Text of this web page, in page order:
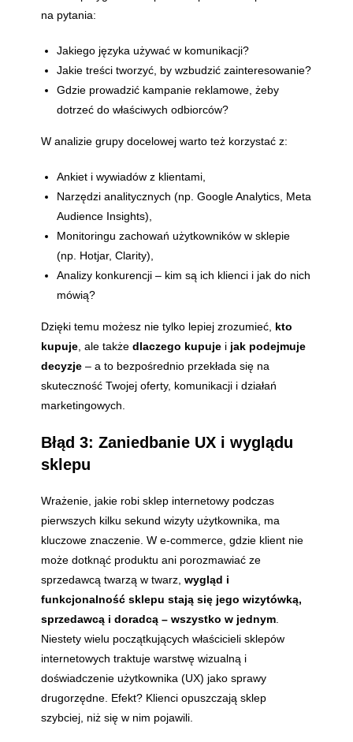
na pytania:
Jakiego języka używać w komunikacji?
Jakie treści tworzyć, by wzbudzić zainteresowanie?
Gdzie prowadzić kampanie reklamowe, żeby
dotrzeć do właściwych odbiorców?
W analizie grupy docelowej warto też korzystać z:
Ankiet i wywiadów z klientami,
Narzędzi analitycznych (np. Google Analytics, Meta
Audience Insights),
Monitoringu zachowań użytkowników w sklepie
(np. Hotjar, Clarity),
Analizy konkurencji – kim są ich klienci i jak do nich
mówią?
Dzięki temu możesz nie tylko lepiej zrozumieć, kto
kupuje , ale takżedlaczego kupuje i jak podejmuje
decyzje – a to bezpośrednio przekłada się na
skuteczność Twojej oferty, komunikacji i działań
marketingowych.
Błąd 3: Zaniedbanie UX i wyglądu
sklepu
Wrażenie, jakie robi sklep internetowy podczas
pierwszych kilku sekund wizyty użytkownika, ma
kluczowe znaczenie. W e-commerce, gdzie klient nie
może dotknąć produktu ani porozmawiać ze
sprzedawcą twarzą w twarz,wygląd i
funkcjonalność sklepu stają się jego wizytówką,
sprzedawcą i doradcą – wszystko w jednym
Niestety wielu początkujących właścicieli sklepów
internetowych traktuje warstwę wizualną i
doświadczenie użytkownika (UX) jako sprawy
drugorzędne. Efekt? Klienci opuszczają sklep
szybciej, niż się w nim pojawili.